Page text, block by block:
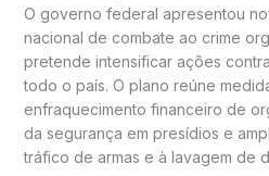
O governo federal apresentou
nacional de combate ao crime
pretende intensificar ações
todo o país. O plano reúne
enfraquecimento financeiro de
da segurança em presídios e
tráfico de armas e à lavagem de